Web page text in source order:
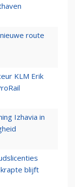
route
KLM Erik
Izhavia in
blijft